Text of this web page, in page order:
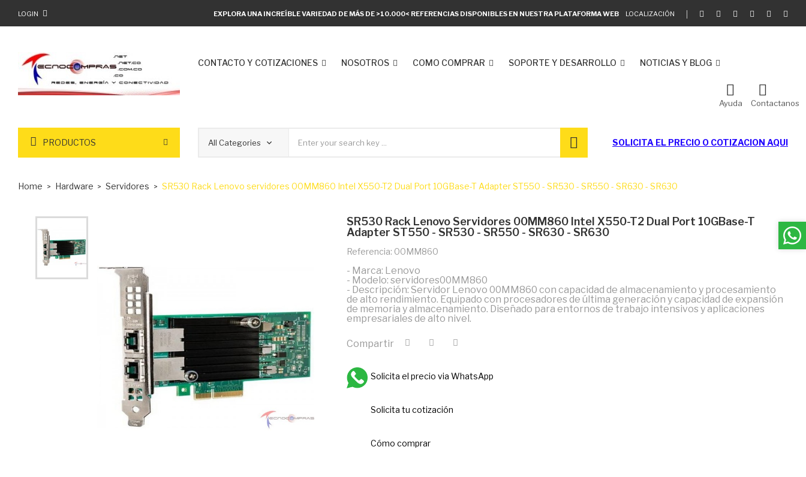
EXPLORA UNA INCREÍBLE VARIEDAD DE MÁS DE >10.000< REFERENCIAS DISPONIBLES EN NUESTRA PLATAFORMA WEB LOCALIZACIÓN
LOGIN
CONTACTO Y COTIZACIONES NOSOTROS COMO COMPRAR SOPORTE Y DESARROLLO NOTICIAS Y BLOG
Ayuda Contactanos
PRODUCTOS SOLICITA EL PRECIO O COTIZACION AQUI
Home Hardware Servidores SR530 Rack Lenovo servidores 00MM860 Intel X550-T2 Dual Port 10GBase-T Adapter ST550 - SR530 - SR550 - SR630 - SR630
SR530 Rack Lenovo Servidores 00MM860 Intel X550-T2 Dual Port 10GBase-T
Adapter ST550 - SR530 - SR550 - SR630 - SR630
Referencia: 00MM860
- Marca: Lenovo
- Modelo: servidores00MM860
- Descripción: Servidor Lenovo 00MM860 con capacidad de almacenamiento y procesamiento
de alto rendimiento. Equipado con procesadores de última generación y capacidad de expansión
de memoria y almacenamiento. Diseñado para entornos de trabajo intensivos y aplicaciones
empresariales de alto nivel.
Compartir
Solicita el precio via WhatsApp
Solicita tu cotización
Cómo comprar